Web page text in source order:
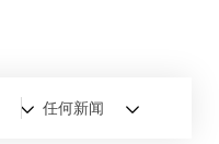
任何新闻